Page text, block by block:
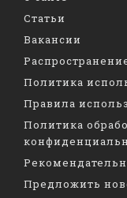
Статьи
Вакансии
Политика
Правила
Политика
Предложить